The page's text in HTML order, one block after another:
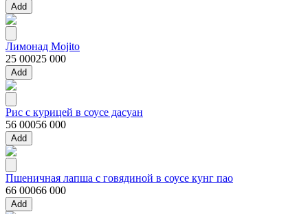
Add
Лимонад Mojito
25 00025 000
Add
Рис с курицей в соусе дасуан
56 00056 000
Add
Пшеничная лапша с говядиной в соусе кунг пао
66 00066 000
Add